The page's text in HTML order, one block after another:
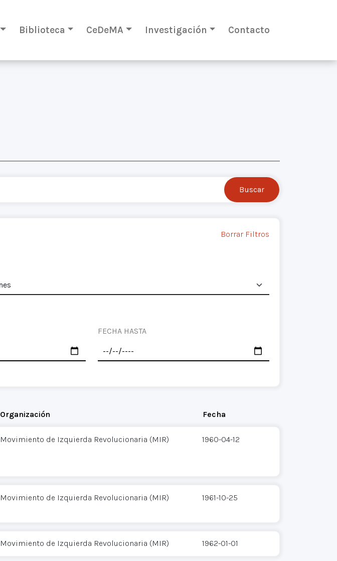
Biblioteca CeDeMA Investigación Contacto
Borrar Filtros
FECHA HASTA
Organización Fecha
Movimiento de Izquierda Revolucionaria (MIR) 1960-04-12
Movimiento de Izquierda Revolucionaria (MIR) 1961-10-25
Movimiento de Izquierda Revolucionaria (MIR) 1962-01-01